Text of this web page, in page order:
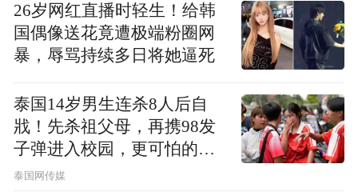
26岁网红直播时轻生！给韩
国偶像送花竟遭极端粉圈网
暴，辱骂持续多日将她逼死
泰国14岁男生连杀8人后自
戕！先杀祖父母，再携98发
子弹进入校园，更可怕的细
节公布了
泰国网传媒